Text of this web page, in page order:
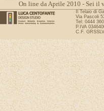
On line da Aprile 2010 - Sei il
Il Telaio di
Via Pascoli
Tel: 0444
P.IVA
C.F.